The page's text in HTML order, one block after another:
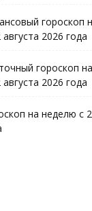
гороскоп
2026 года
гороскоп
2026 года
на неделю с